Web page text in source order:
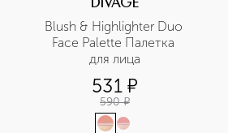
DIVAGE
Blush & Highlighter Duo
Face Palette Палетка
для лица
531 ¤
590 ¤